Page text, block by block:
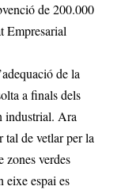
de 200.000
Empresarial
de la
a finals dels
industrial. Ara
tal de vetlar per la
verdes
eixe espai es